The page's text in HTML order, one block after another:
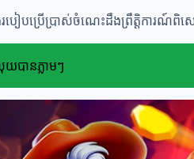
របៀបប្រើប្រាស់ចំណេះដឹងព្រឹត្តិការណ៍ពិ
យបានភ្លាមៗ